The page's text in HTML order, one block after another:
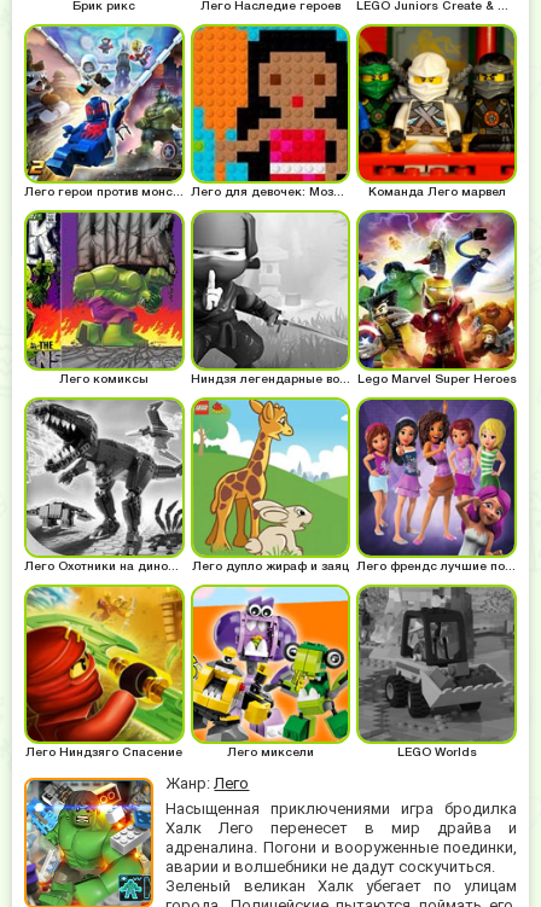
Жанр:Лего
Насыщенная приключениями игра бродилка
Халк Лего перенесет в мир драйва и
адреналина. Погони и вооруженные поединки,
аварии и волшебники не дадут соскучиться.
Зеленый великан Халк убегает по улицам
Брик рикс Лего Наследие героев
Лего герои против монстров Лего для девочек: Мозаика Команда Лего марвел
Лего комиксы Ниндзя легендарные воины Lego Marvel Super Heroes
Лего дупло жираф и заяц
Лего Ниндзяго Спасение Лего миксели LEGO Worlds